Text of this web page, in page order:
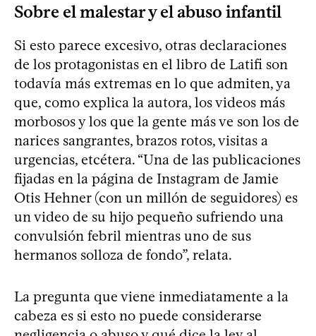
Sobre el malestar y el abuso infantil
Si esto parece excesivo, otras declaraciones
de los protagonistas en el libro de Latifi son
todavía más extremas en lo que admiten, ya
que, como explica la autora, los videos más
morbosos y los que la gente más ve son los de
narices sangrantes, brazos rotos, visitas a
urgencias, etcétera. “Una de las publicaciones
fijadas en la página de Instagram de Jamie
Otis Hehner (con un millón de seguidores) es
un video de su hijo pequeño sufriendo una
convulsión febril mientras uno de sus
hermanos solloza de fondo”, relata.
La pregunta que viene inmediatamente a la
cabeza es si esto no puede considerarse